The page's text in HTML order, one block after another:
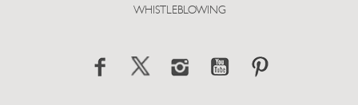
WHISTLEBLOWING